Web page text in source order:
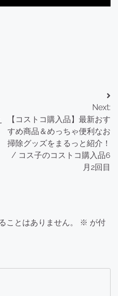
Next:
【コストコ購入品】最新おす
すめ商品＆めっちゃ便利なお
掃除グッズをまるっと紹介！
/ コス子のコストコ購入品6
月2回目
ことはありません。 ※ が付